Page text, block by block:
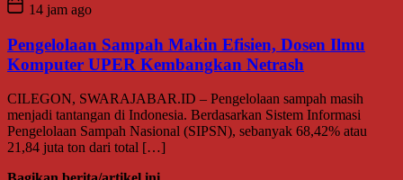
14 jam ago
Pengelolaan Sampah Makin Efisien, Dosen Ilmu
Komputer UPER Kembangkan Netrash
CILEGON, SWARAJABAR.ID – Pengelolaan sampah masih
menjadi tantangan di Indonesia. Berdasarkan Sistem Informasi
Pengelolaan Sampah Nasional (SIPSN), sebanyak 68,42% atau
21,84 juta ton dari total […]